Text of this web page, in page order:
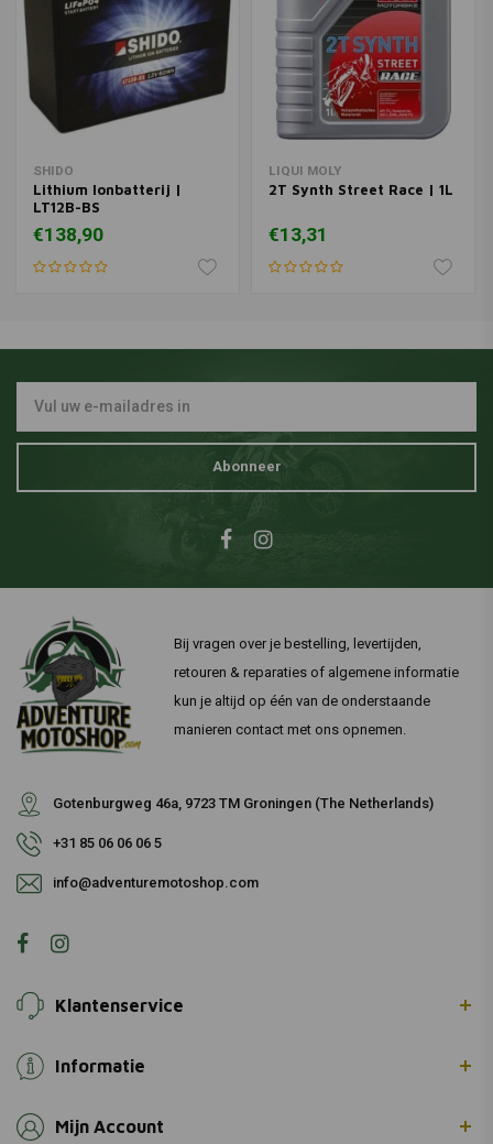
SHIDO
Lithium Ionbatterij |
LT12B-BS
€138,90
LIQUI MOLY
2T Synth Street Race | 1L
€13,31
Abonneer
Bij vragen over je bestelling, levertijden,
retouren & reparaties of algemene informatie
kun je altijd op één van de onderstaande
manieren contact met ons opnemen.
Gotenburgweg 46a, 9723 TM Groningen (The Netherlands)
+31 85 06 06 06 5
info@adventuremotoshop.com
Klantenservice
Informatie
Mijn Account